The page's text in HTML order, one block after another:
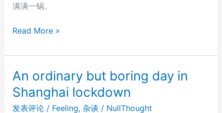
满满一锅。
木
Read More »
An ordinary but boring day in
Shanghai lockdown
发表评论 / Feeling, 杂谈 / NullThought